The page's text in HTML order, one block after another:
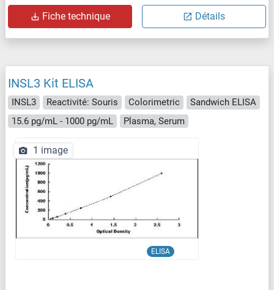
Fiche technique Détails
INSL3 Kit ELISA
INSL3 Reactivité: Souris Colorimetric
Sandwich ELISA
15.6 pg/mL - 1000 pg/mL
Plasma, Serum
ELISA
1 image